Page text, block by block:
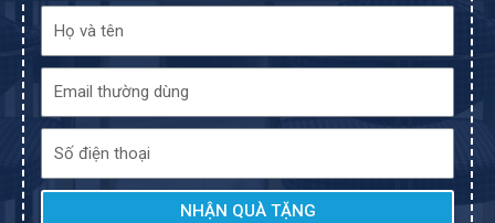
NHẬN QUÀ TẶNG